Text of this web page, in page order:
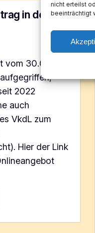
nicht erteilst
beeinträchtigt
in der
vom 30.07.26
2022
auch
VkdL zum
Hier der Link